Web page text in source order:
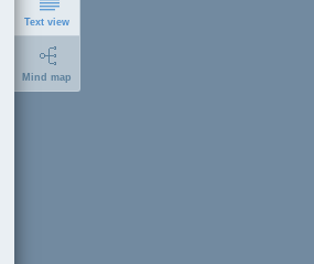
Text view
Mind map